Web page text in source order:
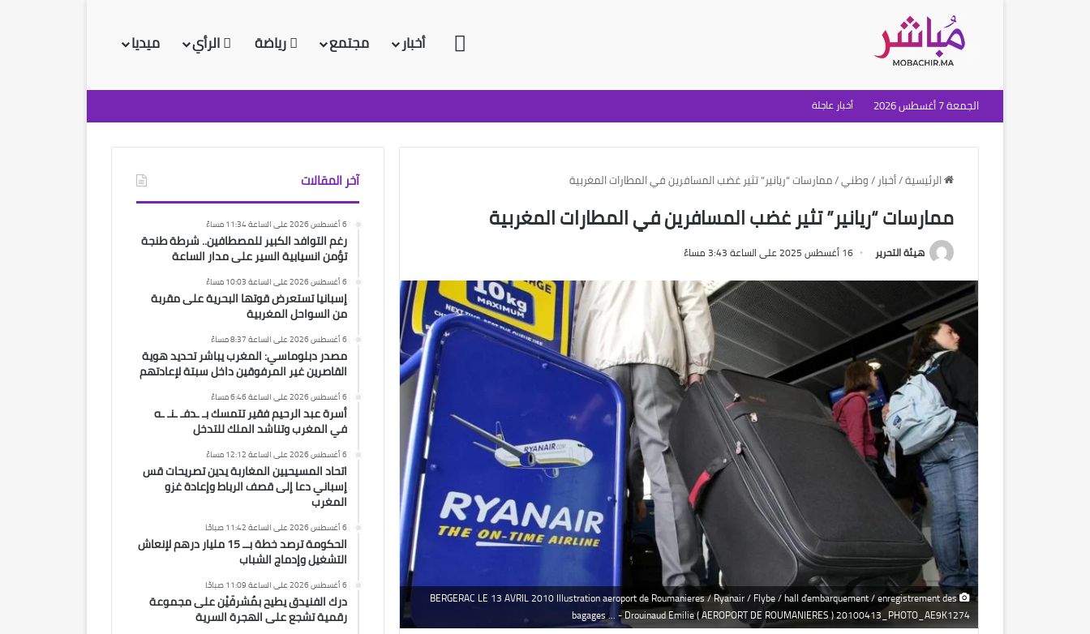
الرئيسية
أخبار مجتمع رياضة الرأي ميديا
الجمعة 7 أغسطس 2026 أخبار عاجلة
الرئيسية/أخبار /وطني/ممارسات “ريانير” تثير غضب المسافرين في المطارات المغربية
ممارسات “ريانير” تثير غضب المسافرين في المطارات المغربية
هيئة التحرير 16 أغسطس 2025 على الساعة 3:43 مساءً
BERGERAC LE 13 AVRIL 2010 Illustration aeroport de Roumanieres / Ryanair / Flybe / hall d'embarquement / enregistrement des
bagages ... - Drouinaud Emilie ( AEROPORT DE ROUMANIERES ) 20100413_PHOTO_AE9K1274
آخر المقالات
6 أغسطس 2026 على الساعة 11:34 مساءً
رغم التوافد الكبير للمصطافين.. شرطة طنجة
تؤمن انسيابية السير على مدار الساعة
6 أغسطس 2026 على الساعة 10:03 مساءً
إسبانيا تستعرض قوتها البحرية على مقربة
من السواحل المغربية
6 أغسطس 2026 على الساعة 8:37 مساءً
مصدر دبلوماسي: المغرب يباشر تحديد هوية
القاصرين غير المرفوقين داخل سبتة لإعادتهم
6 أغسطس 2026 على الساعة 6:46 مساءً
أسرة عبد الرحيم فقير تتمسك بـ ـدفـ ـنـ ـه
في المغرب وتناشد الملك للتدخل
6 أغسطس 2026 على الساعة 12:12 مساءً
اتحاد المسيحيين المغاربة يدين تصريحات قس
إسباني دعا إلى قصف الرباط وإعادة غزو
المغرب
6 أغسطس 2026 على الساعة 11:42 صباحًا
الحكومة ترصد خطة بــ 15 مليار درهم لإنعاش
التشغيل وإدماج الشباب
6 أغسطس 2026 على الساعة 11:09 صباحًا
درك الفنيدق يطيح بمُشرفَيْن على مجموعة
رقمية تشجع على الهجرة السرية